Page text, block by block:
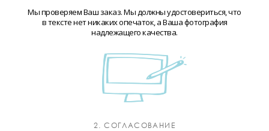
Мы проверяем Ваш заказ. Мы должны удостовериться, что
в тексте нет никаких опечаток, а Ваша фотография
надлежащего качества.
2. СОГЛАСОВАНИЕ